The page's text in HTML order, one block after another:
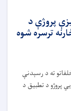
پروژې د
ترسره شوه
ته د رسېدنې
پروژو د تطبیق د